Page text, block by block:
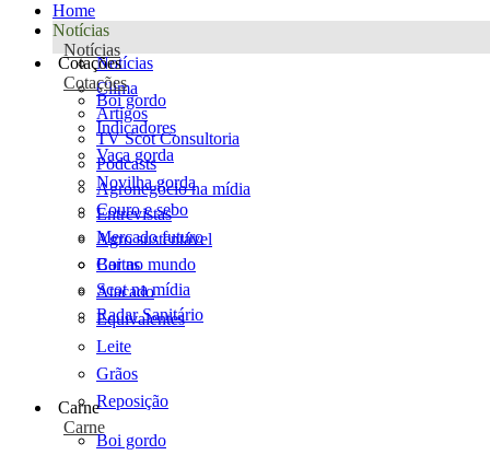
Home
Notícias
Notícias
Notícias
Clima
Artigos
TV Scot Consultoria
Podcasts
Agronegócio na mídia
Entrevistas
Agro sustentável
Cartas
Scot na mídia
Radar Sanitário
Cotações
Cotações
Boi gordo
Indicadores
Vaca gorda
Novilha gorda
Couro e sebo
Mercado futuro
Boi no mundo
Atacado
Equivalentes
Leite
Grãos
Reposição
Carne
Carne
Boi gordo